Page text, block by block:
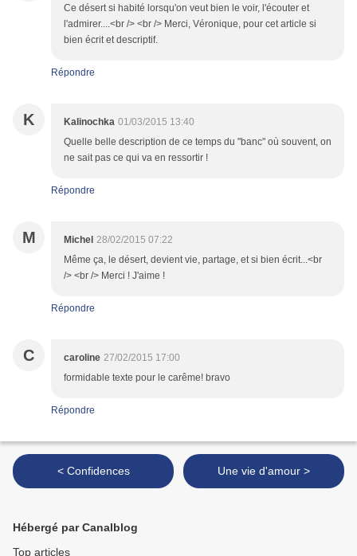
Ce désert si habité lorsqu'on veut bien le voir, l'écouter et
l'admirer....<br /> <br /> Merci, Véronique, pour cet article si
bien écrit et descriptif.
Répondre
K Kalinochka 01/03/2015 13:40
Quelle belle description de ce temps du "banc" où souvent, on
ne sait pas ce qui va en ressortir !
Répondre
M Michel 28/02/2015 07:22
Même ça, le désert, devient vie, partage, et si bien écrit...<br
/> <br /> Merci ! J'aime !
Répondre
C caroline 27/02/2015 17:00
formidable texte pour le carême! bravo
Répondre
< Confidences Une vie d'amour >
Hébergé par Canalblog
Top articles